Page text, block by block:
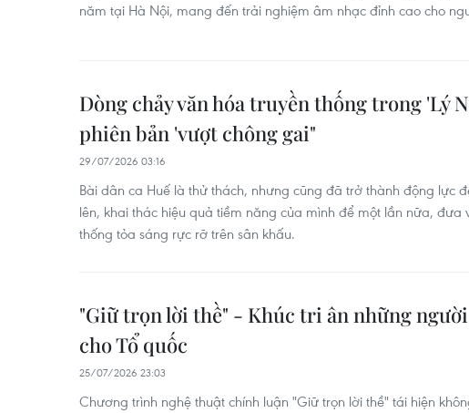
năm tại Hà Nội, mang đến trải nghiệm âm nhạc đỉnh cao cho
Dòng chảy văn hóa truyền thống trong 'Lý
phiên bản 'vượt chông gai"
29/07/2026 03:16
Bài dân ca Huế là thử thách, nhưng cũng đã trở thành động lực
lên, khai thác hiệu quả tiềm năng của mình để một lần nữa, đưa
thống tỏa sáng rực rỡ trên sân khấu.
"Giữ trọn lời thề" - Khúc tri ân những
cho Tổ quốc
25/07/2026 23:03
Chương trình nghệ thuật chính luận "Giữ trọn lời thề" tái hiện